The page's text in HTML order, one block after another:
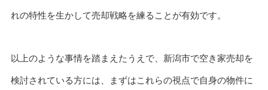
れの特性を生かして売却戦略を練ることが有効です。
以上のような事情を踏まえたうえで、新潟市で空き家売却を
検討されている方には、まずはこれらの視点で自身の物件に